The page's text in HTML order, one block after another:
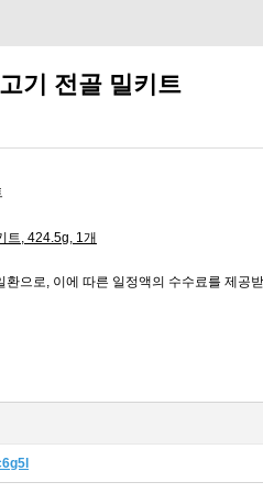
기 전골 밀키트
으로, 이에 따른 일정액의 수수료를 제공